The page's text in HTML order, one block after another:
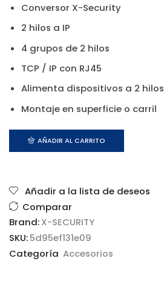
Conversor X-Security
2 hilos a IP
4 grupos de 2 hilos
TCP / IP con RJ45
Alimenta dispositivos a 2 hilos
Montaje en superficie o carril
AÑADIR AL CARRITO
Añadir a la lista de deseos
Comparar
Brand:X-SECURITY
SKU:5d95ef131e09
Categoría Accesorios